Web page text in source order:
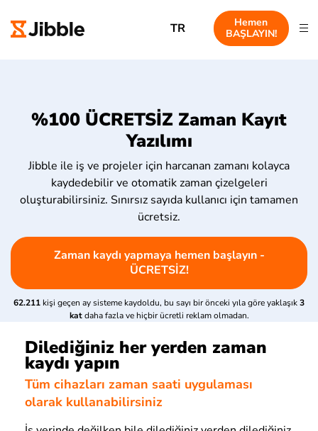
TR
Hemen
BAŞLAYIN!
%100 ÜCRETSİZ Zaman Kayıt
Yazılımı
Jibble ile iş ve projeler için harcanan zamanı kolayca
kaydedebilir ve otomatik zaman çizelgeleri
oluşturabilirsiniz. Sınırsız sayıda kullanıcı için tamamen
ücretsiz.
Zaman kaydı yapmaya hemen başlayın -
ÜCRETSİZ!
62.211kişi geçen ay sisteme kaydoldu, bu sayı bir önceki yıla göre yaklaşık3
kat daha fazla ve hiçbir ücretli reklam olmadan.
Dilediğiniz her yerden zaman
kaydı yapın
Tüm cihazları zaman saati uygulaması
olarak kullanabilirsiniz